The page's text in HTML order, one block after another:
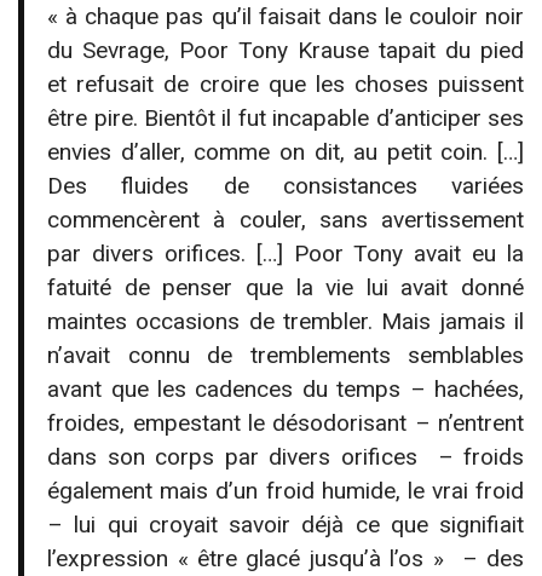
« à chaque pas qu’il faisait dans le couloir noir
du Sevrage, Poor Tony Krause tapait du pied
et refusait de croire que les choses puissent
être pire. Bientôt il fut incapable d’anticiper ses
envies d’aller, comme on dit, au petit coin. […]
Des fluides de consistances variées
commencèrent à couler, sans avertissement
par divers orifices. […] Poor Tony avait eu la
fatuité de penser que la vie lui avait donné
maintes occasions de trembler. Mais jamais il
n’avait connu de tremblements semblables
avant que les cadences du temps – hachées,
froides, empestant le désodorisant – n’entrent
dans son corps par divers orifices – froids
également mais d’un froid humide, le vrai froid
– lui qui croyait savoir déjà ce que signifiait
l’expression « être glacé jusqu’à l’os » – des